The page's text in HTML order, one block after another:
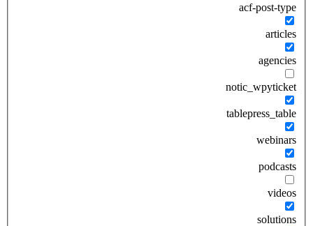
acf-post-type
articles
agencies
notic_wpyticket
tablepress_table
webinars
podcasts
videos
solutions